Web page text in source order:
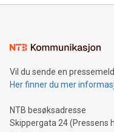
Vil du sende en
Her finner du mer
NTB besøksadresse
Skippergata 24 (Pressens